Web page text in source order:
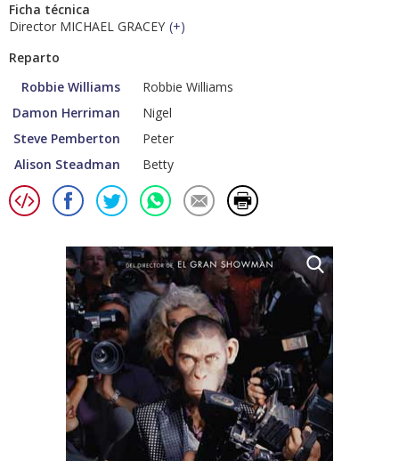
Ficha técnica
Director MICHAEL GRACEY (+)
Reparto
Robbie Williams
Robbie Williams
Damon Herriman
Nigel
Steve Pemberton
Peter
Alison Steadman
Betty